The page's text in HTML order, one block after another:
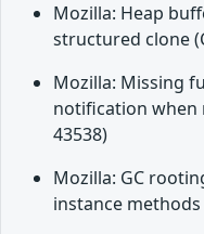
Mozilla: Heap
structured clone
Mozilla: Missing
notification when
43538)
Mozilla: GC
instance methods